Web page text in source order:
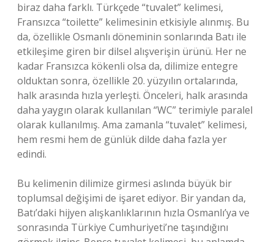
biraz daha farklı. Türkçede “tuvalet” kelimesi,
Fransızca “toilette” kelimesinin etkisiyle alınmış. Bu
da, özellikle Osmanlı döneminin sonlarında Batı ile
etkileşime giren bir dilsel alışverişin ürünü. Her ne
kadar Fransızca kökenli olsa da, dilimize entegre
olduktan sonra, özellikle 20. yüzyılın ortalarında,
halk arasında hızla yerleşti. Önceleri, halk arasında
daha yaygın olarak kullanılan “WC” terimiyle paralel
olarak kullanılmış. Ama zamanla “tuvalet” kelimesi,
hem resmi hem de günlük dilde daha fazla yer
edindi.
Bu kelimenin dilimize girmesi aslında büyük bir
toplumsal değişimi de işaret ediyor. Bir yandan da,
Batı’daki hijyen alışkanlıklarının hızla Osmanlı’ya ve
sonrasında Türkiye Cumhuriyeti’ne taşındığını